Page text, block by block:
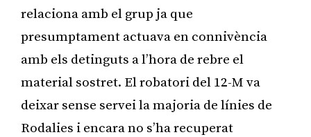
relaciona amb el grup ja que
presumptament actuava en connivència
amb els detinguts a l’hora de rebre el
material sostret. El robatori del 12-M va
deixar sense servei la majoria de línies de
Rodalies i encara no s’ha recuperat